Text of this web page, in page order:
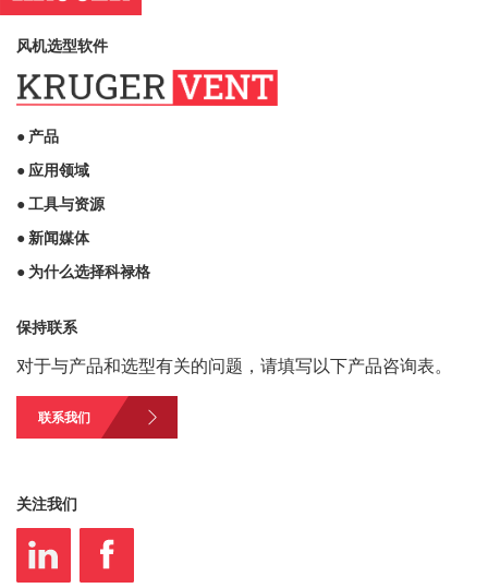
风机选型软件
● 产品
● 应用领域
● 工具与资源
● 新闻媒体
● 为什么选择科禄格
保持联系
对于与产品和选型有关的问题，请填写以下产品咨询表。
联系我们
关注我们